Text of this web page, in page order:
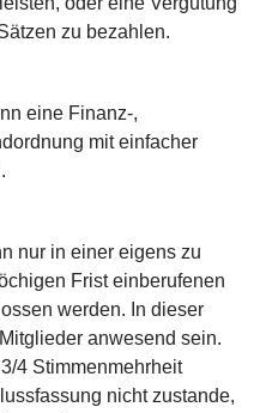
zu bezahlen.
eine Finanz-,
mit einfacher
nur in einer eigens zu
Frist einberufenen
werden. In dieser
anwesend sein.
4 Stimmenmehrheit
nicht zustande,